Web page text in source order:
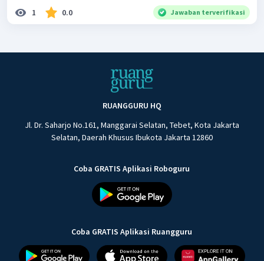
1 0.0 Jawaban terverifikasi
RUANGGURU HQ
Jl. Dr. Saharjo No.161, Manggarai Selatan, Tebet, Kota Jakarta
Selatan, Daerah Khusus Ibukota Jakarta 12860
Coba GRATIS Aplikasi Roboguru
Coba GRATIS Aplikasi Ruangguru